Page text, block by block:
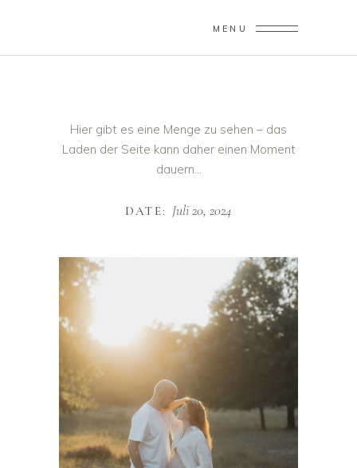
MENU
Hier gibt es eine Menge zu sehen – das
Laden der Seite kann daher einen Moment
dauern…
DATE: Juli 20, 2024